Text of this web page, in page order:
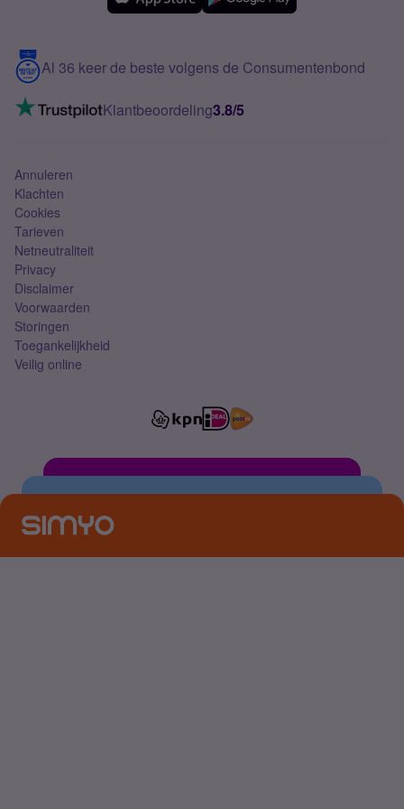
Meerdere nummers
5G internet
Mobiel internet
Mobiel abonnement
Contact
VoLTE 4G bellen
Al 36 keer de beste volgens de Consumentenbond
Klantbeoordeling3.8/5
Annuleren
Klachten
Cookies
Tarieven
Netneutraliteit
Privacy
Disclaimer
Voorwaarden
Storingen
Toegankelijkheid
Veilig online